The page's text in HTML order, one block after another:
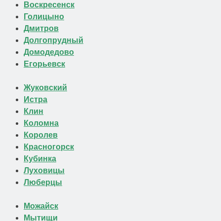
Воскресенск
Голицыно
Дмитров
Долгопрудный
Домодедово
Егорьевск
Жуковский
Истра
Клин
Коломна
Королев
Красногорск
Кубинка
Луховицы
Люберцы
Можайск
Мытищи